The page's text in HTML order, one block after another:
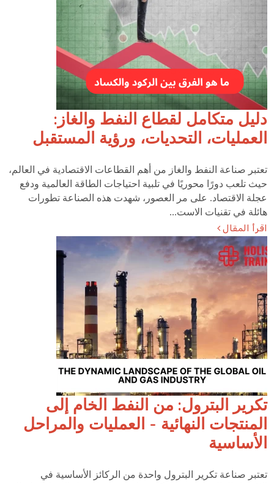
دليل متكامل لقطاع النفط والغاز:
العمليات، التحديات، ورؤية المستقبل
تعتبر صناعة النفط والغاز من أهم القطاعات الاقتصادية في العالم،
حيث تلعب دورًا محوريًا في تلبية احتياجات الطاقة العالمية ودفع
عجلة الاقتصاد. على مر العصور، شهدت هذه الصناعة تطورات
هائلة في تقنيات الاست...
اقرأ المقال
تكرير البترول: من النفط الخام إلى
المنتجات النهائية - العمليات والمراحل
الأساسية
تعتبر صناعة تكرير البترول واحدة من الركائز الأساسية في